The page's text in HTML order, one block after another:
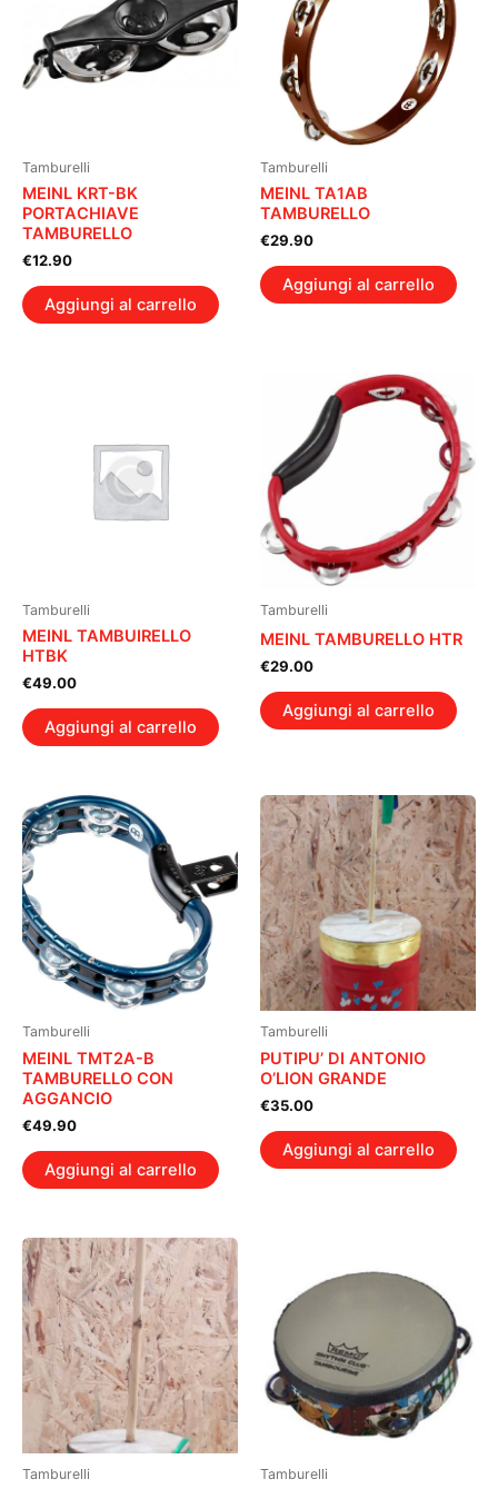
Tamburelli
MEINL KRT-BK
PORTACHIAVE
TAMBURELLO
€12.90
Aggiungi al carrello
Tamburelli
MEINL TA1AB
TAMBURELLO
€29.90
Aggiungi al carrello
Tamburelli
MEINL TAMBUIRELLO
HTBK
€49.00
Aggiungi al carrello
Tamburelli
MEINL TAMBURELLO HTR
€29.00
Aggiungi al carrello
Tamburelli
MEINL TMT2A-B
TAMBURELLO CON
AGGANCIO
€49.90
Aggiungi al carrello
Tamburelli
PUTIPU’ DI ANTONIO
O’LION GRANDE
€35.00
Aggiungi al carrello
Tamburelli Tamburelli